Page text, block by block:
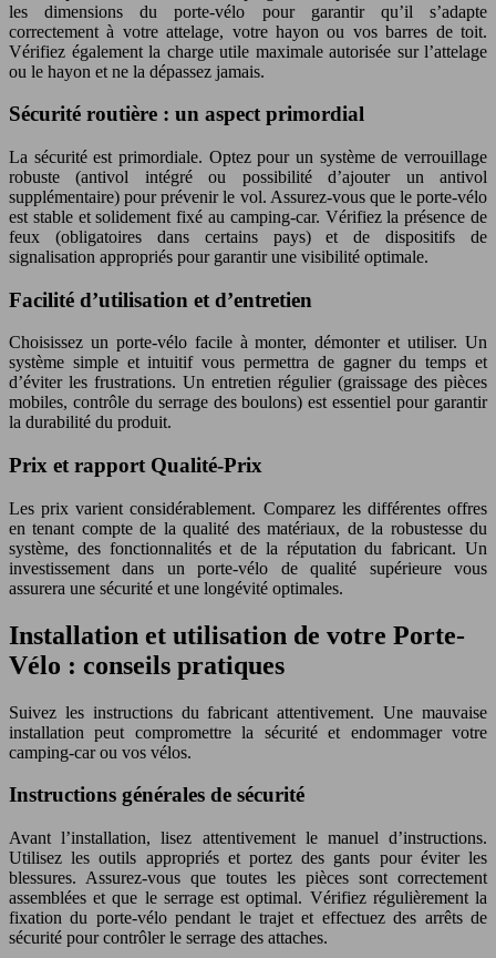
les dimensions du porte-vélo pour garantir qu’il s’adapte
correctement à votre attelage, votre hayon ou vos barres de toit.
Vérifiez également la charge utile maximale autorisée sur l’attelage
ou le hayon et ne la dépassez jamais.
Sécurité routière : un aspect primordial
La sécurité est primordiale. Optez pour un système de verrouillage
robuste (antivol intégré ou possibilité d’ajouter un antivol
supplémentaire) pour prévenir le vol. Assurez-vous que le porte-vélo
est stable et solidement fixé au camping-car. Vérifiez la présence de
feux (obligatoires dans certains pays) et de dispositifs de
signalisation appropriés pour garantir une visibilité optimale.
Facilité d’utilisation et d’entretien
Choisissez un porte-vélo facile à monter, démonter et utiliser. Un
système simple et intuitif vous permettra de gagner du temps et
d’éviter les frustrations. Un entretien régulier (graissage des pièces
mobiles, contrôle du serrage des boulons) est essentiel pour garantir
la durabilité du produit.
Prix et rapport Qualité-Prix
Les prix varient considérablement. Comparez les différentes offres
en tenant compte de la qualité des matériaux, de la robustesse du
système, des fonctionnalités et de la réputation du fabricant. Un
investissement dans un porte-vélo de qualité supérieure vous
assurera une sécurité et une longévité optimales.
Installation et utilisation de votre Porte-
Vélo : conseils pratiques
Suivez les instructions du fabricant attentivement. Une mauvaise
installation peut compromettre la sécurité et endommager votre
camping-car ou vos vélos.
Instructions générales de sécurité
Avant l’installation, lisez attentivement le manuel d’instructions.
Utilisez les outils appropriés et portez des gants pour éviter les
blessures. Assurez-vous que toutes les pièces sont correctement
assemblées et que le serrage est optimal. Vérifiez régulièrement la
fixation du porte-vélo pendant le trajet et effectuez des arrêts de
sécurité pour contrôler le serrage des attaches.